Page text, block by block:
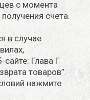
с момента
счета.
в случае
Глава Г
товаров”.
нажмите